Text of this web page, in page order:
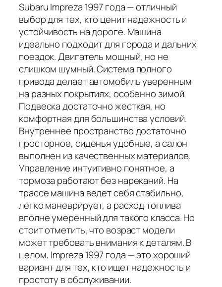
Subaru Impreza 1997 года — отличный
выбор для тех, кто ценит надежность и
устойчивость на дороге. Машина
идеально подходит для города и дальних
поездок. Двигатель мощный, но не
слишком шумный. Система полного
привода делает автомобиль уверенным
на разных покрытиях, особенно зимой.
Подвеска достаточно жесткая, но
комфортная для большинства условий.
Внутреннее пространство достаточно
просторное, сиденья удобные, а салон
выполнен из качественных материалов.
Управление интуитивно понятное, а
тормоза работают без нареканий. На
трассе машина ведет себя стабильно,
легко маневрирует, а расход топлива
вполне умеренный для такого класса. Но
стоит отметить, что возраст модели
может требовать внимания к деталям. В
целом, Impreza 1997 года — это хороший
вариант для тех, кто ищет надежность и
простоту в обслуживании.